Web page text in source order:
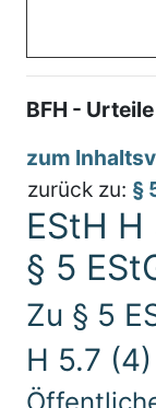
BFH - Urteile
zum
zurück zu: §
EStH
§ 5
Zu § 5
H 5.7 (4)